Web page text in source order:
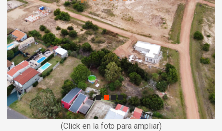
(Click en la foto para ampliar)